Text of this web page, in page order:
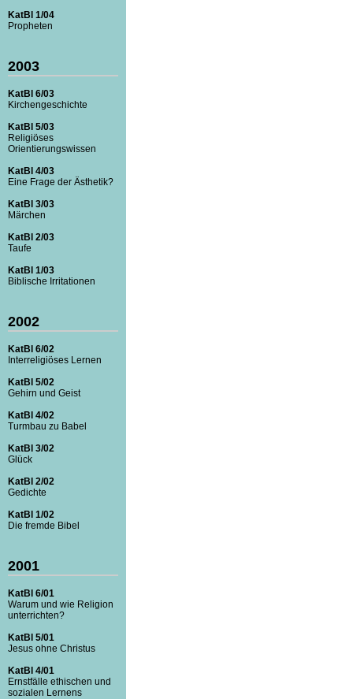
KatBl 1/04
Propheten
2003
KatBl 6/03
Kirchengeschichte
KatBl 5/03
Religiöses
Orientierungswissen
KatBl 4/03
Eine Frage der Ästhetik?
KatBl 3/03
Märchen
KatBl 2/03
Taufe
KatBl 1/03
Biblische Irritationen
2002
KatBl 6/02
Interreligiöses Lernen
KatBl 5/02
Gehirn und Geist
KatBl 4/02
Turmbau zu Babel
KatBl 3/02
Glück
KatBl 2/02
Gedichte
KatBl 1/02
Die fremde Bibel
2001
KatBl 6/01
Warum und wie Religion
unterrichten?
KatBl 5/01
Jesus ohne Christus
KatBl 4/01
Ernstfälle ethischen und
sozialen Lernens